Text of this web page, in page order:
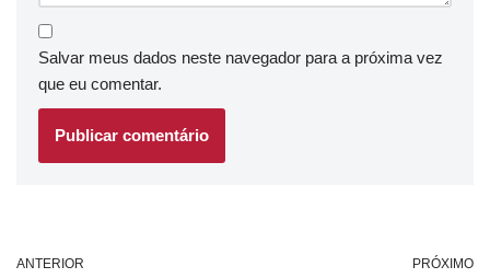
Salvar meus dados neste navegador para a próxima vez
que eu comentar.
ANTERIOR PRÓXIMO